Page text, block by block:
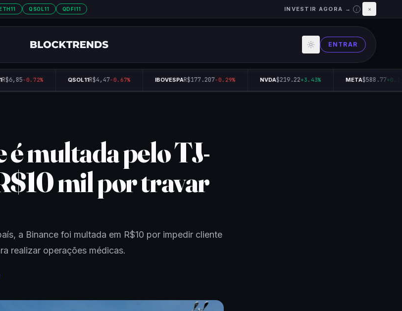
QSOL11 QDFI11 INVESTIR AGORA → i ×
ENTRAR
-0.72% QSOL11R$4,47-0.67% IBOVESPAR$177.207-0.29% NVDA$219.22+3.43% META$588.77+0.14%
é multada pelo TJ-
mil por travar
a Binance foi multada em R$10 por impedir cliente
realizar operações médicas.